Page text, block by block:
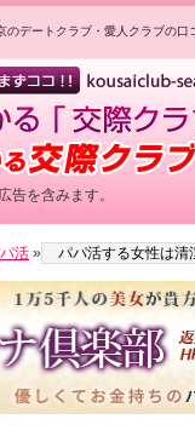
を含みます。
のデートクラブ・愛人クラブの
活 » パパ活する女性は清
女をご紹介！
のリンクで